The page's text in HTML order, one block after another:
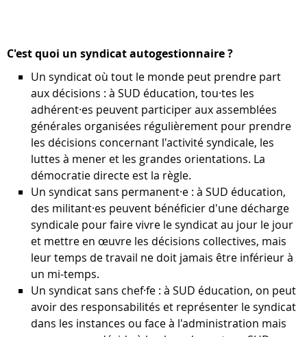
C'est quoi un syndicat autogestionnaire ?
Un syndicat où tout le monde peut prendre part
aux décisions : à SUD éducation, tou·tes les
adhérent·es peuvent participer aux assemblées
générales organisées régulièrement pour prendre
les décisions concernant l'activité syndicale, les
luttes à mener et les grandes orientations. La
démocratie directe est la règle.
Un syndicat sans permanent·e : à SUD éducation,
des militant·es peuvent bénéﬁcier d'une décharge
syndicale pour faire vivre le syndicat au jour le jour
et mettre en œuvre les décisions collectives, mais
leur temps de travail ne doit jamais être inférieur à
un mi-temps.
Un syndicat sans chef·fe : à SUD éducation, on peut
avoir des responsabilités et représenter le syndicat
dans les instances ou face à l'administration mais